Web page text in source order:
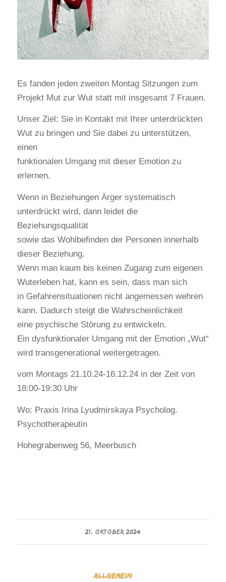
Es fanden jeden zweiten Montag Sitzungen zum
Projekt Mut zur Wut statt mit insgesamt 7 Frauen.
Unser Ziel: Sie in Kontakt mit Ihrer unterdrückten
Wut zu bringen und Sie dabei zu unterstützen,
einen
funktionalen Umgang mit dieser Emotion zu
erlernen.
Wenn in Beziehungen Ärger systematisch
unterdrückt wird, dann leidet die
Beziehungsqualität
sowie das Wohlbefinden der Personen innerhalb
dieser Beziehung.
Wenn man kaum bis keinen Zugang zum eigenen
Wuterleben hat, kann es sein, dass man sich
in Gefahrensituationen nicht angemessen wehren
kann. Dadurch steigt die Wahrscheinlichkeit
eine psychische Störung zu entwickeln.
Ein dysfunktionaler Umgang mit der Emotion „Wut“
wird transgenerational weitergetragen.
vom Montags 21.10.24-16.12.24 in der Zeit von
18:00-19:30 Uhr
Wo: Praxis Irina Lyudmirskaya Psycholog.
Psychotherapeutin
Hohegrabenweg 56, Meerbusch
21. OKTOBER 2024
ALLGEMEIN